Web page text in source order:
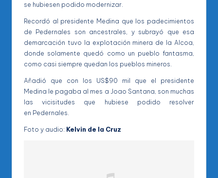
se hubiesen podido modernizar.
Recordó al presidente Medina que los padecimientos
de Pedernales son ancestrales, y subrayó que esa
demarcación tuvo la explotación minera de la Alcoa,
donde solamente quedó como un pueblo fantasma,
como casi siempre quedan los pueblos mineros.
Añadió que con los US$90 mil que el presidente
Medina le pagaba al mes a Joao Santana, son muchas
las vicisitudes que hubiese podido resolver
en Pedernales.
Foto y audio: Kelvin de la Cruz